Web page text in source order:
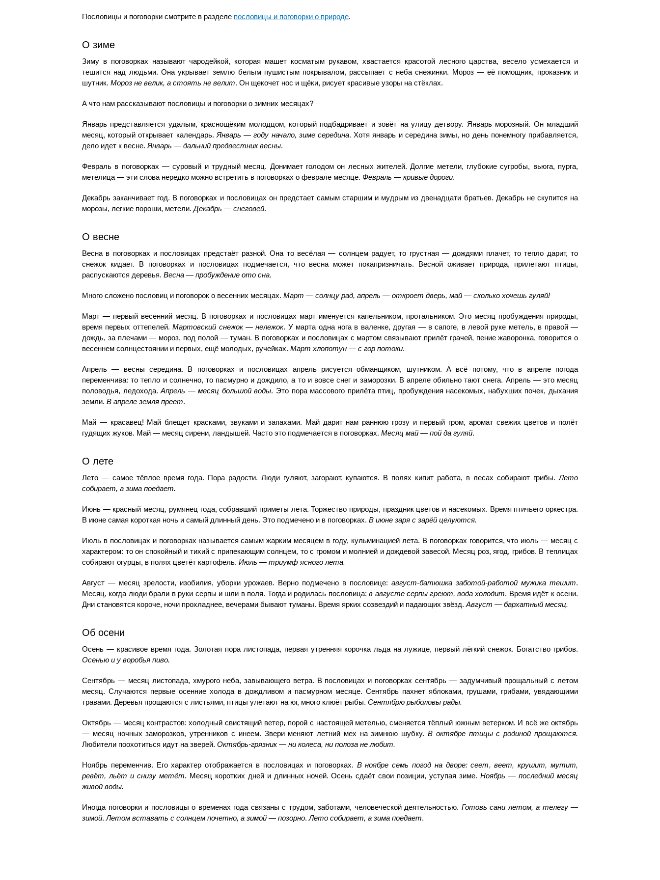
Пословицы и поговорки смотрите в разделе пословицы и поговорки о природе.
О зиме
Зиму в поговорках называют чародейкой, которая машет косматым рукавом, хвастается красотой лесного царства, весело усмехается и
тешится над людьми. Она укрывает землю белым пушистым покрывалом, рассыпает с неба снежинки. Мороз — её помощник, проказник и
шутник. Мороз не велик, а стоять не велит. Он щекочет нос и щёки, рисует красивые узоры на стёклах.
А что нам рассказывают пословицы и поговорки о зимних месяцах?
Январь представляется удалым, краснощёким молодцом, который подбадривает и зовёт на улицу детвору. Январь морозный. Он младший
месяц, который открывает календарь. Январь — году начало, зиме середина. Хотя январь и середина зимы, но день понемногу прибавляется,
дело идет к весне. Январь — дальний предвестник весны.
Февраль в поговорках — суровый и трудный месяц. Донимает голодом он лесных жителей. Долгие метели, глубокие сугробы, вьюга, пурга,
метелица — эти слова нередко можно встретить в поговорках о феврале месяце. Февраль — кривые дороги.
Декабрь заканчивает год. В поговорках и пословицах он предстает самым старшим и мудрым из двенадцати братьев. Декабрь не скупится на
морозы, легкие пороши, метели.Декабрь — снеговей.
О весне
Весна в поговорках и пословицах предстаёт разной. Она то весёлая — солнцем радует, то грустная — дождями плачет, то тепло дарит, то
снежок кидает. В поговорках и пословицах подмечается, что весна может покапризничать. Весной оживает природа, прилетают птицы,
распускаются деревья. Весна — пробуждение ото сна.
Много сложено пословиц и поговорок о весенних месяцах. Март — солнцу рад, апрель — откроет дверь, май — сколько хочешь гуляй!
Март — первый весенний месяц. В поговорках и пословицах март именуется капельником, протальником. Это месяц пробуждения природы,
время первых оттепелей.Мартовский снежок — нележок. У марта одна нога в валенке, другая — в сапоге, в левой руке метель, в правой —
дождь, за плечами — мороз, под полой — туман. В поговорках и пословицах с мартом связывают прилёт грачей, пение жаворонка, говорится о
весеннем солнцестоянии и первых, ещё молодых, ручейках. Март хлопотун — с гор потоки.
Апрель — весны середина. В поговорках и пословицах апрель рисуется обманщиком, шутником. А всё потому, что в апреле погода
переменчива: то тепло и солнечно, то пасмурно и дождило, а то и вовсе снег и заморозки. В апреле обильно тают снега. Апрель — это месяц
половодья, ледохода.Апрель — месяц большой воды. Это пора массового прилёта птиц, пробуждения насекомых, набухших почек, дыхания
земли. В апреле земля преет.
Май — красавец! Май блещет красками, звуками и запахами. Май дарит нам раннюю грозу и первый гром, аромат свежих цветов и полёт
гудящих жуков. Май — месяц сирени, ландышей. Часто это подмечается в поговорках. Месяц май — пой да гуляй.
О лете
Лето — самое тёплое время года. Пора радости. Люди гуляют, загорают, купаются. В полях кипит работа, в лесах собирают грибы.Лето
собирает, а зима поедает.
Июнь — красный месяц, румянец года, собравший приметы лета. Торжество природы, праздник цветов и насекомых. Время птичьего оркестра.
В июне самая короткая ночь и самый длинный день. Это подмечено и в поговорках. В июне заря с зарёй целуются.
Июль в пословицах и поговорках называется самым жарким месяцем в году, кульминацией лета. В поговорках говорится, что июль — месяц с
характером: то он спокойный и тихий с припекающим солнцем, то с громом и молнией и дождевой завесой. Месяц роз, ягод, грибов. В теплицах
собирают огурцы, в полях цветёт картофель. Июль — триумф ясного лета.
Август — месяц зрелости, изобилия, уборки урожаев. Верно подмечено в пословице: август-батюшка заботой-работой мужика тешит.
Месяц, когда люди брали в руки серпы и шли в поля. Тогда и родилась пословица:в августе серпы греют, вода холодит. Время идёт к осени.
Дни становятся короче, ночи прохладнее, вечерами бывают туманы. Время ярких созвездий и падающих звёзд. Август — бархатный месяц.
Об осени
Осень — красивое время года. Золотая пора листопада, первая утренняя корочка льда на лужице, первый лёгкий снежок. Богатство грибов.
Осенью и у воробья пиво.
Сентябрь — месяц листопада, хмурого неба, завывающего ветра. В пословицах и поговорках сентябрь — задумчивый прощальный с летом
месяц. Случаются первые осенние холода в дождливом и пасмурном месяце. Сентябрь пахнет яблоками, грушами, грибами, увядающими
травами. Деревья прощаются с листьями, птицы улетают на юг, много клюёт рыбы. Сентябрю рыболовы рады.
Октябрь — месяц контрастов: холодный свистящий ветер, порой с настоящей метелью, сменяется тёплый южным ветерком. И всё же октябрь
— месяц ночных заморозков, утренников с инеем. Звери меняют летний мех на зимнюю шубку.В октябре птицы с родиной прощаются.
Любители поохотиться идут на зверей. Октябрь-грязник — ни колеса, ни полоза не любит.
Ноябрь переменчив. Его характер отображается в пословицах и поговорках. В ноябре семь погод на дворе: сеет, веет, крушит, мутит,
ревёт, льёт и снизу метёт. Месяц коротких дней и длинных ночей. Осень сдаёт свои позиции, уступая зиме.Ноябрь — последний месяц
живой воды.
Иногда поговорки и пословицы о временах года связаны с трудом, заботами, человеческой деятельностью. Готовь сани летом, а телегу —
зимой.Летом вставать с солнцем почетно, а зимой — позорно.Лето собирает, а зима поедает.